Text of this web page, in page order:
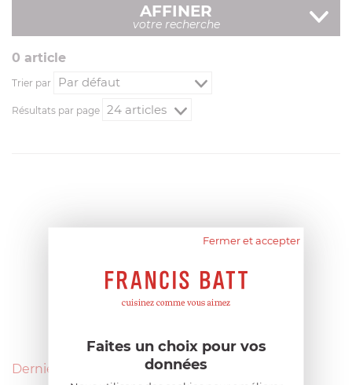
AFFINER
votre recherche
0 article
Trier par
Résultats par page
Derniers avis produits
Fermer et accepter
Faites un choix pour vos
données